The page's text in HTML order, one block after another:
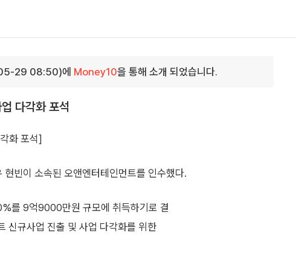
29 08:50)에 Money10을 통해 소개 되었습니다.
다각화 포석
화 포석]
빈이 소속된 오앤엔터테인먼트를 인수했다.
를 9억9000만원 규모에 취득하기로 결
신규사업 진출 및 사업 다각화를 위한